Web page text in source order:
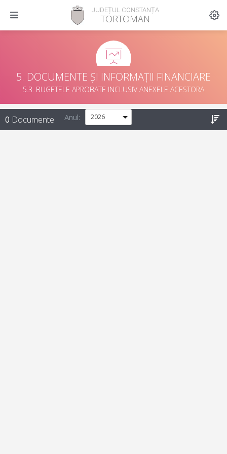
JUDEȚUL CONSTANȚA
TORTOMAN
5. DOCUMENTE ȘI INFORMAȚII FINANCIARE
5.3. BUGETELE APROBATE INCLUSIV ANEXELE ACESTORA
0 Documente Anul: